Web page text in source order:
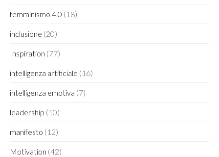
femminismo 4.0 (18)
inclusione (20)
Inspiration (77)
intelligenza artificiale (16)
intelligenza emotiva (7)
leadership (10)
manifesto (12)
Motivation (42)